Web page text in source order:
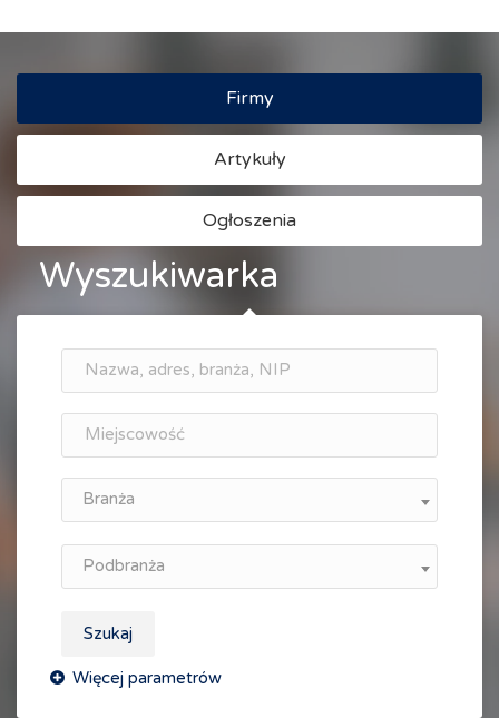
Firmy
Artykuły
Ogłoszenia
Wyszukiwarka
Branża
Podbranża
Szukaj